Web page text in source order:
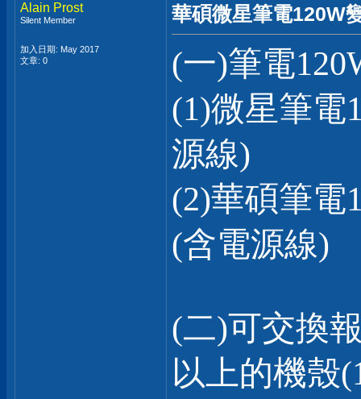
Alain Prost
Silent Member
加入日期: May 2017
文章: 0
華碩微星筆電120W
(一)筆電
(1)微星筆電
源線)
(2)華碩筆電
(含電源線)
(二)可交換
以上的機殼